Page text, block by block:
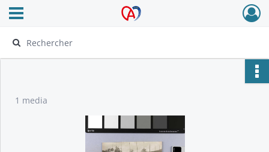
Archives Alsace - Colmar
Ouvrir le menu déroulant
1 media